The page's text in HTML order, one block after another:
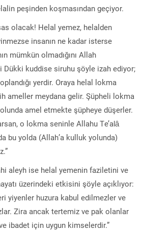
peşinden koşmasından geçiyor.
olacak! Helal yemez, helalden
insanın ne kadar isterse
mümkün olmadığını Allah
Dükki kuddise siruhu şöyle izah ediyor;
yerdir. Oraya helal lokma
ameller meydana gelir. Şüpheli lokma
amel etmekte şüpheye düşerler.
o lokma seninle Allahu Te’alâ
bu yolda (Allah’a kulluk yolunda)
aleyh ise helal yemenin faziletini ve
üzerindeki etkisini şöyle açıklıyor:
yiyenler huzura kabul edilmezler ve
Zira ancak tertemiz ve pak olanlar
ibadet için uygun kimselerdir.”